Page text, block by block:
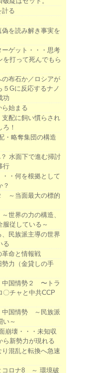
計る
を読み解き事実を
ーゲット・・・思考
を打って死んでもら
布石か／ロシアが
５Gに反応するナノ
功
ら始まる
配に飼い慣らされ
！
・略奪集団の構造
水面下で進む掃討
行
・何を根拠として
？
～当面最大の標的
世界の力の構造、
服従している～
民族派主導の世界
る
革命と情報戦
勢力（金貸しの手
中国情勢２ 〜トラ
〇チャと中共CCP
中国情勢 ～民族派
い～
崩壊・・・未知収
ら新勢力が現れる
混乱と転換へ急速
コロナ8 ～ 環境破